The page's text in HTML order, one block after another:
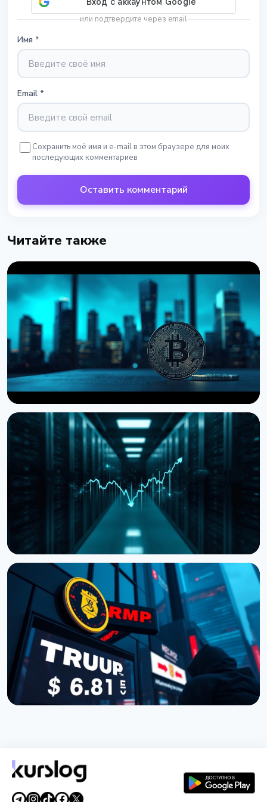
или подтвердите через email
Имя *
Email *
Сохранить моё имя и e-mail в этом браузере для моих
последующих комментариев
Оставить комментарий
Читайте также
НОВОСТЬ
Storj подала на банкротство, но предлагает
токенхолдерам долю в компании
27 июля 2026 г. 4 мин чтения
НОВОСТЬ
Cardano передает разработку ключевых
компонентов внешним командам
19 июля 2026 г.3 мин чтения
5 июля 2026 г.5 мин чтения